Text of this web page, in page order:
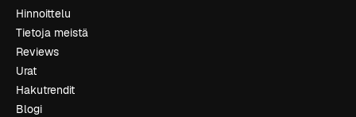
Hinnoittelu
Tietoja meistä
Reviews
Urat
Hakutrendit
Blogi